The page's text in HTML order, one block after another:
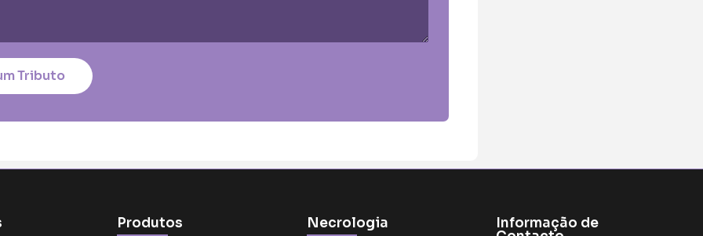
Tributo
Produtos Necrologia
Informação de
*